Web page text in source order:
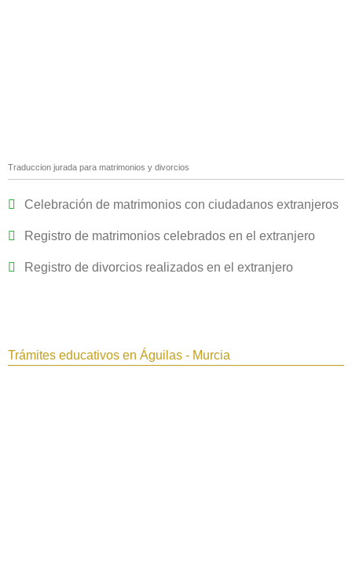
Traduccion jurada para matrimonios y divorcios
Celebración de matrimonios con ciudadanos extranjeros
Registro de matrimonios celebrados en el extranjero
Registro de divorcios realizados en el extranjero
Trámites educativos en Águilas - Murcia